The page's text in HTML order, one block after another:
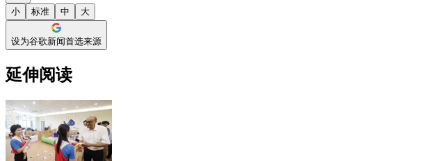
小 标准 中 大
设为谷歌新闻首选来源
延伸阅读